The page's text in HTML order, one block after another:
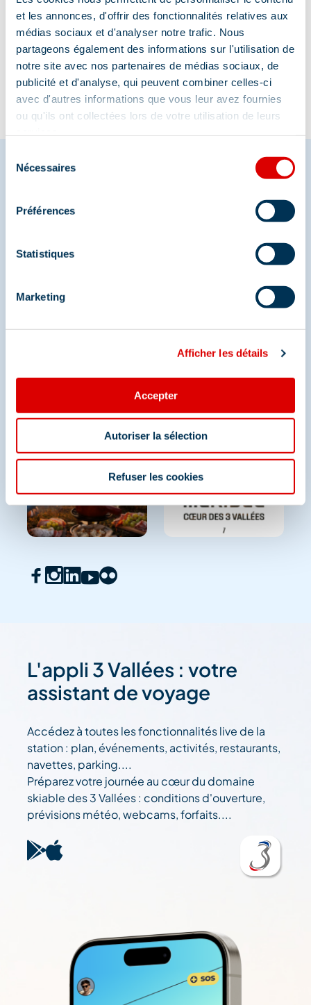
et les annonces, d'offrir des fonctionnalités relatives aux
médias sociaux et d'analyser notre trafic. Nous
partageons également des informations sur l'utilisation de
notre site avec nos partenaires de médias sociaux, de
publicité et d'analyse, qui peuvent combiner celles-ci
avec d'autres informations que vous leur avez fournies
ou qu'ils ont collectées lors de votre utilisation de leurs
Nécessaires
Préférences
Statistiques
Marketing
Afficher les détails
Accepter
Autoriser la sélection
Refuser les cookies
Information mise à jour le
02/03/2026
Partagez vos moments à
Et retrouvez-nous sur les réseaux sociaux
L'appli 3 Vallées : votre
assistant de voyage
Accédez à toutes les fonctionnalités live de la
station : plan, événements, activités, restaurants,
navettes, parking....
Préparez votre journée au cœur du domaine
skiable des 3 Vallées : conditions d'ouverture,
prévisions météo, webcams, forfaits....